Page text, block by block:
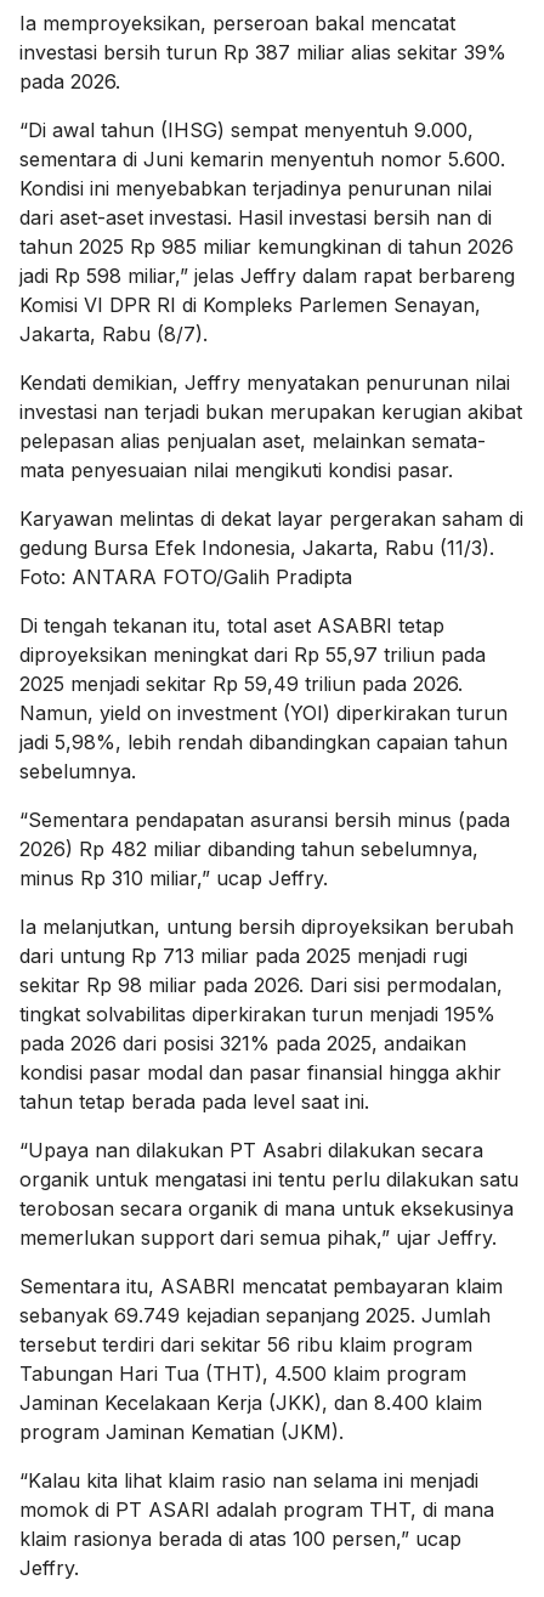
Ia memproyeksikan, perseroan bakal mencatat
investasi bersih turun Rp 387 miliar alias sekitar 39%
pada 2026.
“Di awal tahun (IHSG) sempat menyentuh 9.000,
sementara di Juni kemarin menyentuh nomor 5.600.
Kondisi ini menyebabkan terjadinya penurunan nilai
dari aset-aset investasi. Hasil investasi bersih nan di
tahun 2025 Rp 985 miliar kemungkinan di tahun 2026
jadi Rp 598 miliar,” jelas Jeffry dalam rapat berbareng
Komisi VI DPR RI di Kompleks Parlemen Senayan,
Jakarta, Rabu (8/7).
Kendati demikian, Jeffry menyatakan penurunan nilai
investasi nan terjadi bukan merupakan kerugian akibat
pelepasan alias penjualan aset, melainkan semata-
mata penyesuaian nilai mengikuti kondisi pasar.
Karyawan melintas di dekat layar pergerakan saham di
gedung Bursa Efek Indonesia, Jakarta, Rabu (11/3).
Foto: ANTARA FOTO/Galih Pradipta
Di tengah tekanan itu, total aset ASABRI tetap
diproyeksikan meningkat dari Rp 55,97 triliun pada
2025 menjadi sekitar Rp 59,49 triliun pada 2026.
Namun, yield on investment (YOI) diperkirakan turun
jadi 5,98%, lebih rendah dibandingkan capaian tahun
sebelumnya.
“Sementara pendapatan asuransi bersih minus (pada
2026) Rp 482 miliar dibanding tahun sebelumnya,
minus Rp 310 miliar,” ucap Jeffry.
Ia melanjutkan, untung bersih diproyeksikan berubah
dari untung Rp 713 miliar pada 2025 menjadi rugi
sekitar Rp 98 miliar pada 2026. Dari sisi permodalan,
tingkat solvabilitas diperkirakan turun menjadi 195%
pada 2026 dari posisi 321% pada 2025, andaikan
kondisi pasar modal dan pasar finansial hingga akhir
tahun tetap berada pada level saat ini.
“Upaya nan dilakukan PT Asabri dilakukan secara
organik untuk mengatasi ini tentu perlu dilakukan satu
terobosan secara organik di mana untuk eksekusinya
memerlukan support dari semua pihak,” ujar Jeffry.
Sementara itu, ASABRI mencatat pembayaran klaim
sebanyak 69.749 kejadian sepanjang 2025. Jumlah
tersebut terdiri dari sekitar 56 ribu klaim program
Tabungan Hari Tua (THT), 4.500 klaim program
Jaminan Kecelakaan Kerja (JKK), dan 8.400 klaim
program Jaminan Kematian (JKM).
“Kalau kita lihat klaim rasio nan selama ini menjadi
momok di PT ASARI adalah program THT, di mana
klaim rasionya berada di atas 100 persen,” ucap
Jeffry.